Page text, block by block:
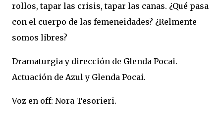
rollos, tapar las crisis, tapar las canas. ¿Qué pasa
con el cuerpo de las femeneidades? ¿Relmente
somos libres?
Dramaturgia y dirección de Glenda Pocai.
Actuación de Azul y Glenda Pocai.
Voz en off: Nora Tesorieri.